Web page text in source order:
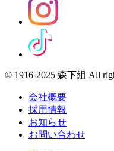
© 1916-2025 森下組 All
会社概要
採用情報
お知らせ
お問い合わせ